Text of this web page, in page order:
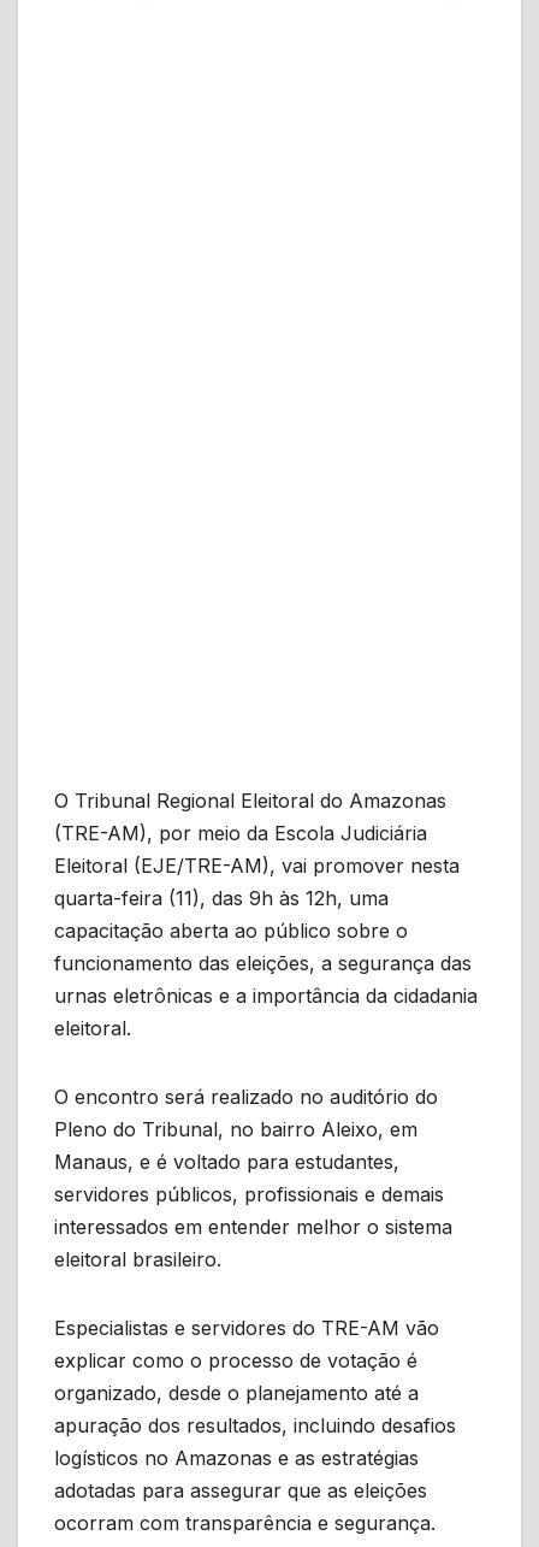
O Tribunal Regional Eleitoral do Amazonas
(TRE-AM), por meio da Escola Judiciária
Eleitoral (EJE/TRE-AM), vai promover nesta
quarta-feira (11), das 9h às 12h, uma
capacitação aberta ao público sobre o
funcionamento das eleições, a segurança das
urnas eletrônicas e a importância da cidadania
eleitoral.
O encontro será realizado no auditório do
Pleno do Tribunal, no bairro Aleixo, em
Manaus, e é voltado para estudantes,
servidores públicos, profissionais e demais
interessados em entender melhor o sistema
eleitoral brasileiro.
Especialistas e servidores do TRE-AM vão
explicar como o processo de votação é
organizado, desde o planejamento até a
apuração dos resultados, incluindo desafios
logísticos no Amazonas e as estratégias
adotadas para assegurar que as eleições
ocorram com transparência e segurança.